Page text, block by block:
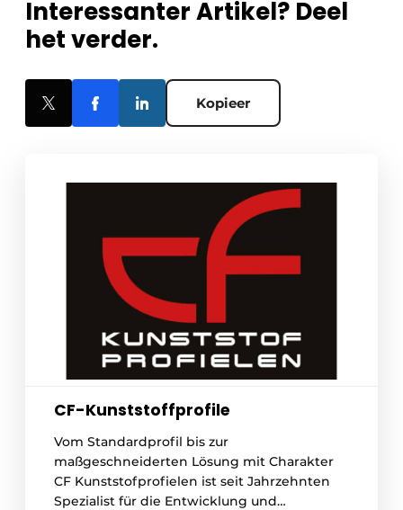
Interessanter Artikel? Deel
het verder.
Kopieer
CF-Kunststoffprofile
Vom Standardprofil bis zur
maßgeschneiderten Lösung mit Charakter
CF Kunststofprofielen ist seit Jahrzehnten
Spezialist für die Entwicklung und